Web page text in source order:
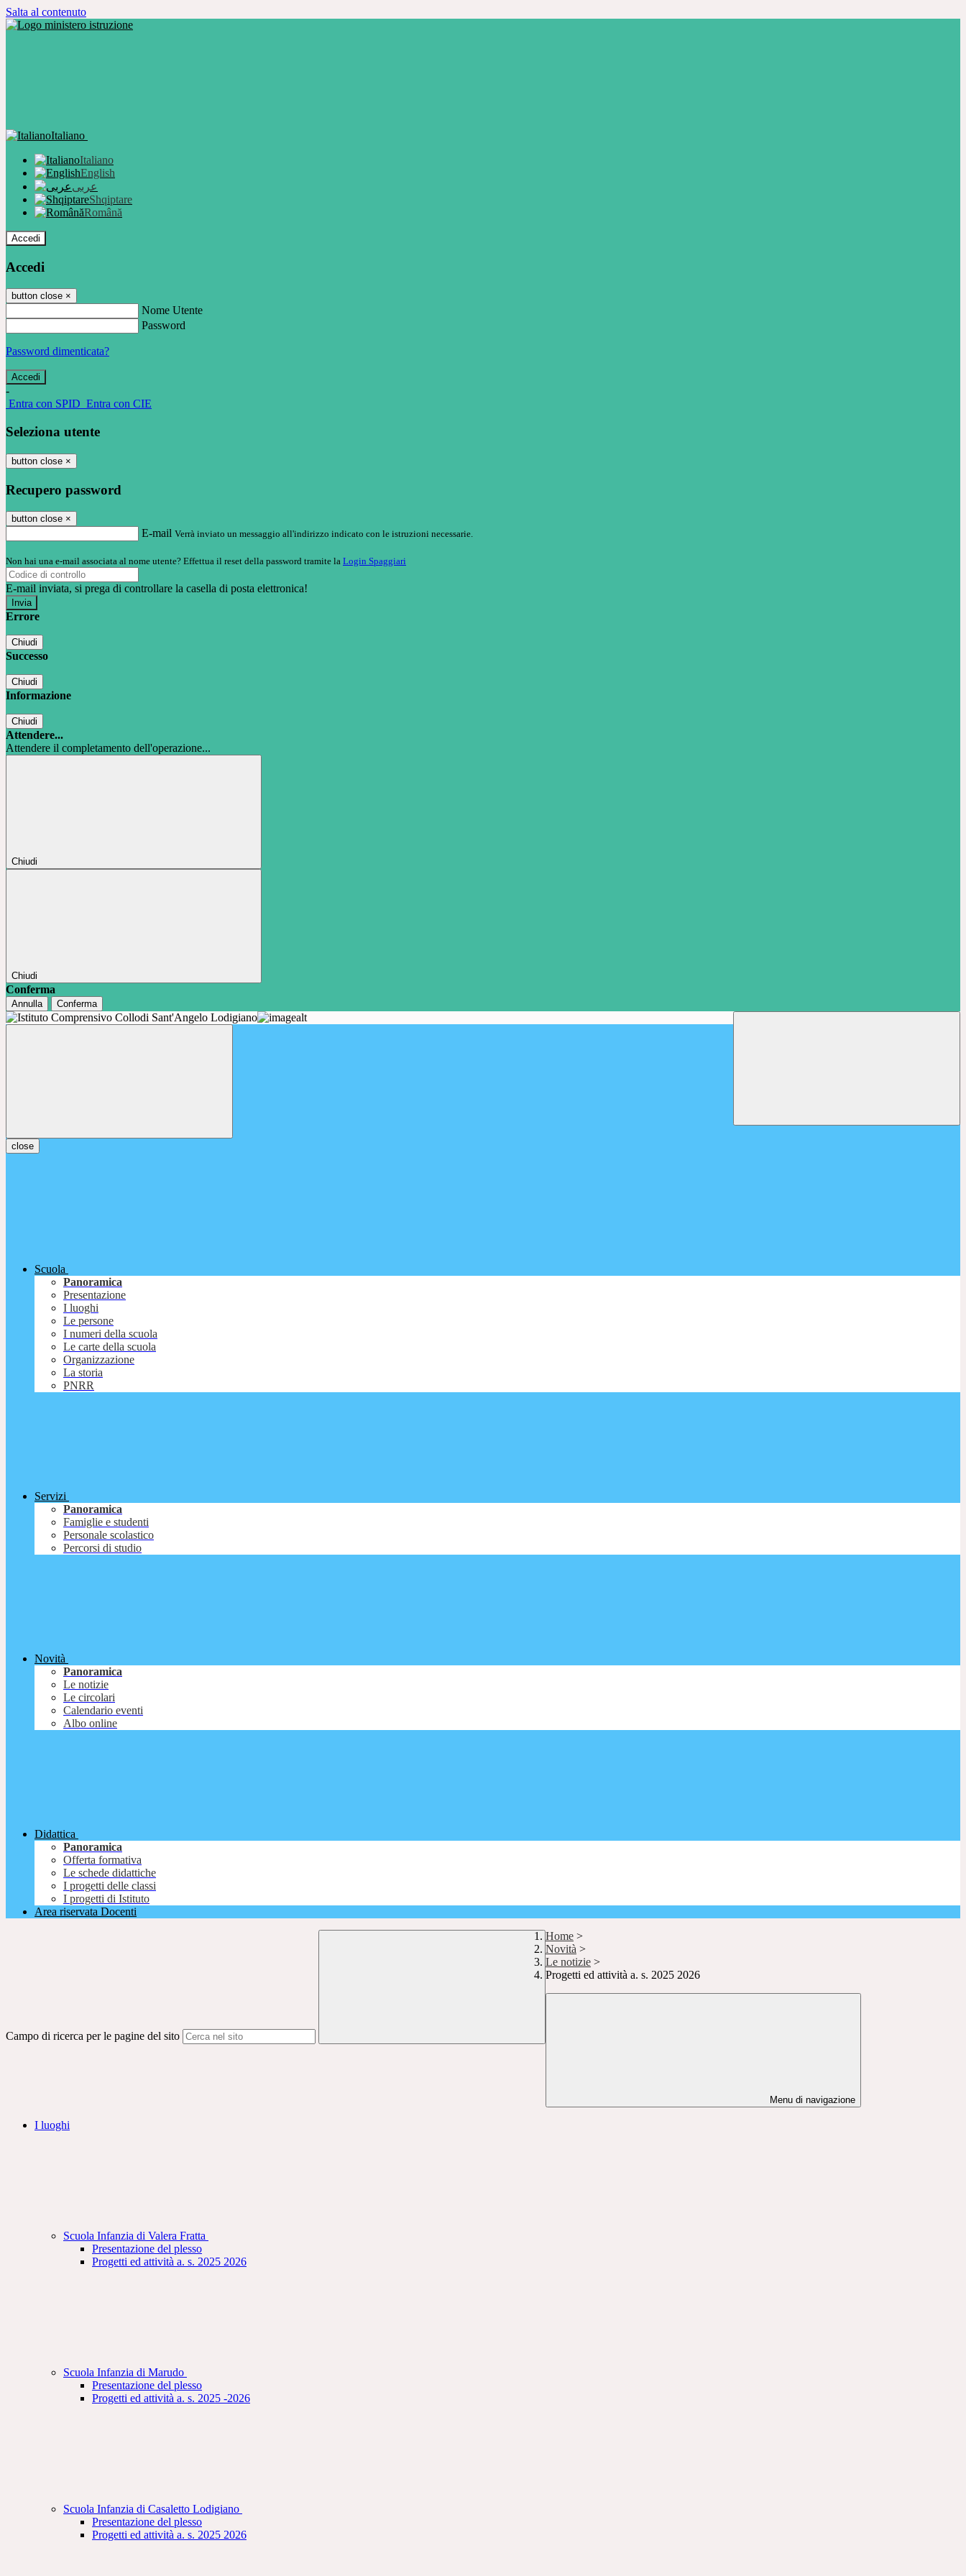
Salta al contenuto
Italiano
Italiano
English
عربى
Shqiptare
Română
Accedi
Accedi
button close ×
Nome Utente
Password
Password dimenticata?
-
Entra con SPID Entra con CIE
Seleziona utente
button close ×
Recupero password
button close ×
E-mail Verrà inviato un messaggio all'indirizzo indicato con le istruzioni necessarie.
Non hai una e-mail associata al nome utente? Effettua il reset della password tramite la Login Spaggiari
E-mail inviata, si prega di controllare la casella di posta elettronica!
Errore
Chiudi
Successo
Chiudi
Informazione
Chiudi
Attendere...
Attendere il completamento dell'operazione...
Chiudi
Chiudi
Conferma
Annulla Conferma
close
Scuola
Panoramica
Presentazione
I luoghi
Le persone
I numeri della scuola
Le carte della scuola
Organizzazione
La storia
PNRR
Servizi
Panoramica
Famiglie e studenti
Personale scolastico
Percorsi di studio
Novità
Panoramica
Le notizie
Le circolari
Calendario eventi
Albo online
Didattica
Panoramica
Offerta formativa
Le schede didattiche
I progetti delle classi
I progetti di Istituto
Area riservata Docenti
Campo di ricerca per le pagine del sito
Home >
Novità >
Le notizie >
Progetti ed attività a. s. 2025 2026
Menu di navigazione
I luoghi
Scuola Infanzia di Valera Fratta
Presentazione del plesso
Progetti ed attività a. s. 2025 2026
Scuola Infanzia di Marudo
Presentazione del plesso
Progetti ed attività a. s. 2025 -2026
Scuola Infanzia di Casaletto Lodigiano
Presentazione del plesso
Progetti ed attività a. s. 2025 2026